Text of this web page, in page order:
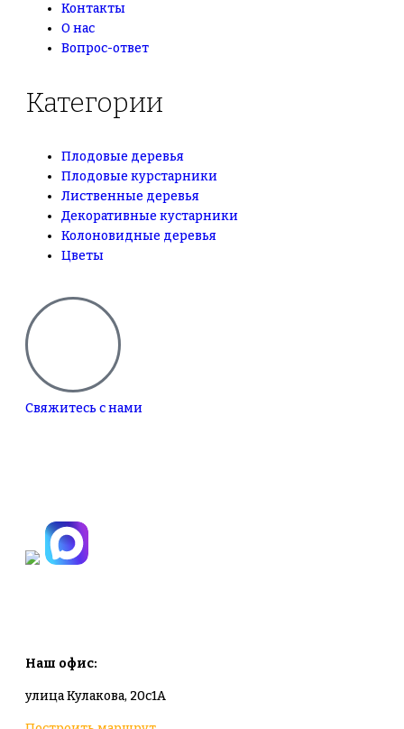
Контакты
О нас
Вопрос-ответ
Категории
Плодовые деревья
Плодовые курстарники
Лиственные деревья
Декоративные кустарники
Колоновидные деревья
Цветы
Свяжитесь с нами
Наш офис:
улица Кулакова, 20с1А